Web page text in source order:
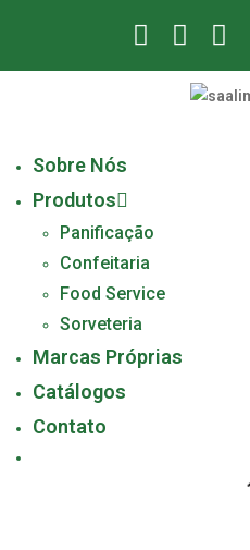
Sobre Nós
Produtos
Panificação
Confeitaria
Food Service
Sorveteria
Marcas Próprias
Catálogos
Contato